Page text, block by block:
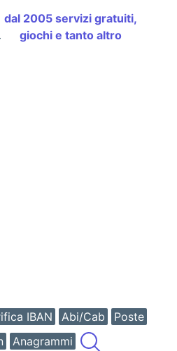
dal 2005 servizi gratuiti,
giochi e tanto altro
IBAN Abi/Cab
Poste
Anagrammi